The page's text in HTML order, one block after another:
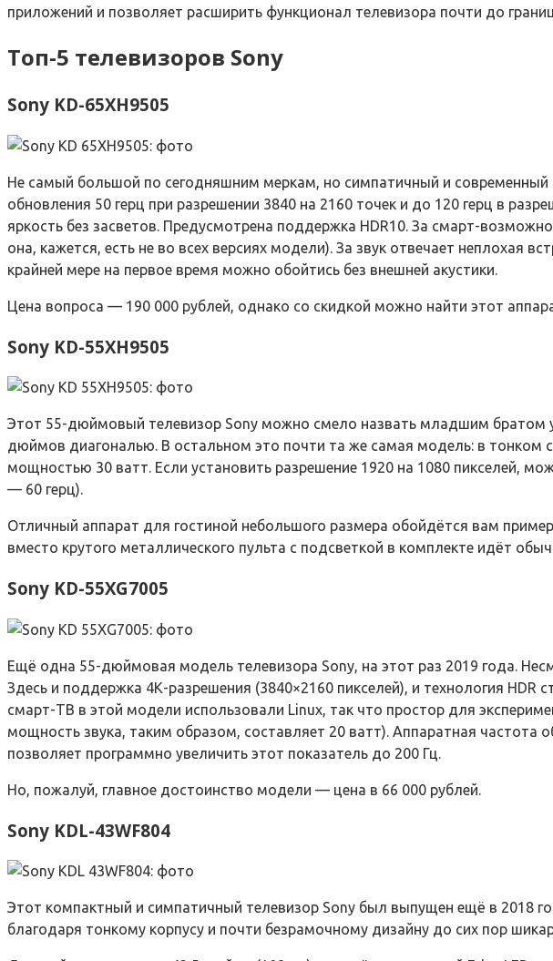
приложений и позволяет расширить функционал телевизора почти до
Топ-5 телевизоров Sony
Sony KD-65XH9505
Не самый большой по сегодняшним меркам, но симпатичный и
обновления 50 герц при разрешении 3840 на 2160 точек и до 120 герц в
яркость без засветов. Предусмотрена поддержка HDR10. За смарт-
она, кажется, есть не во всех версиях модели). За звук отвечает
крайней мере на первое время можно обойтись без внешней акустики.
Цена вопроса — 190 000 рублей, однако со скидкой можно найти этот
Sony KD-55XH9505
Этот 55-дюймовый телевизор Sony можно смело назвать младшим братом
дюймов диагональю. В остальном это почти та же самая модель: в тонком
мощностью 30 ватт. Если установить разрешение 1920 на 1080 пикселей,
— 60 герц).
Отличный аппарат для гостиной небольшого размера обойдётся вам
вместо крутого металлического пульта с подсветкой в комплекте идёт
Sony KD-55XG7005
Ещё одна 55-дюймовая модель телевизора Sony, на этот раз 2019 года.
Здесь и поддержка 4К-разрешения (3840×2160 пикселей), и технология
смарт-ТВ в этой модели использовали Linux, так что простор для
мощность звука, таким образом, составляет 20 ватт). Аппаратная частота
позволяет программно увеличить этот показатель до 200 Гц.
Но, пожалуй, главное достоинство модели — цена в 66 000 рублей.
Sony KDL-43WF804
Этот компактный и симпатичный телевизор Sony был выпущен ещё в 2018
благодаря тонкому корпусу и почти безрамочному дизайну до сих пор